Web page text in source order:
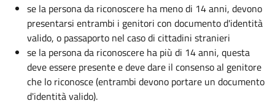
se la persona da riconoscere ha meno di 14 anni, devono
presentarsi entrambi i genitori con documento d'identità
valido, o passaporto nel caso di cittadini stranieri
se la persona da riconoscere ha più di 14 anni, questa
deve essere presente e deve dare il consenso al genitore
che lo riconosce (entrambi devono portare un documento
d'identità valido).